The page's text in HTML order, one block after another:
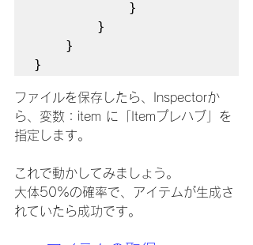
}
ファイルを保存したら、Inspectorか
ら、変数：item に「Itemプレハブ」を
指定します。
これで動かしてみましょう。
大体50%の確率で、アイテムが生成さ
れていたら成功です。